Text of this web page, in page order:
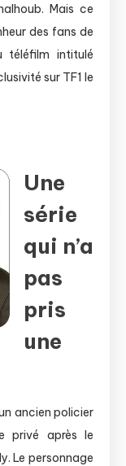
Mais ce
des fans de
téléfilm intitulé
sur TF1 le
Une
série
qui n’a
pas
pris
une
ancien policier
privé après le
Le personnage